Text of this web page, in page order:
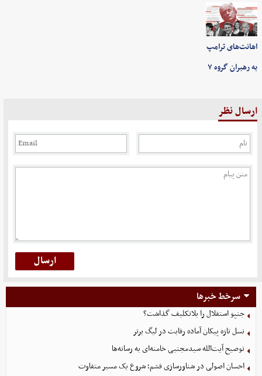
اهانت‌های ترامپ
به رهبران گروه ۷
ارسال نظر
سرخط خبرها
جنپو استقلال را بلاتکلیف گذاشت؟
نسل تازه پیکان آماده رقابت در لیگ برتر
توصیح آیت‌الله سیدمجتبی خامنه‌ای به رسانه‌ها
احسان اصولی در شناورسازی قشم؛ شروع یک مسیر متفاوت